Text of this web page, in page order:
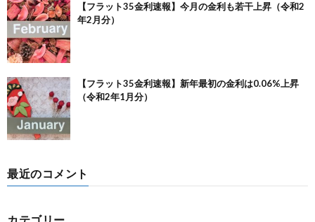
【フラット35金利速報】今月の金利も若干上昇（令和2
年2月分）
【フラット35金利速報】新年最初の金利は0.06%上昇
（令和2年1月分）
最近のコメント